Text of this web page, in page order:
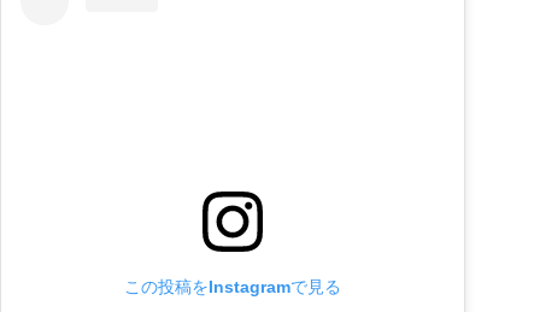
この投稿をInstagramで見る